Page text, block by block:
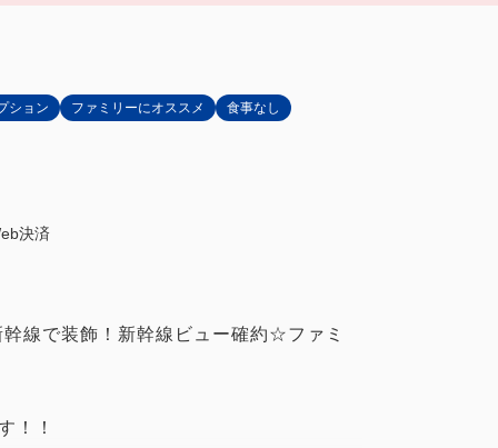
ション ファミリーにオススメ 食事なし
決済
幹線で装飾！新幹線ビュー確約☆ファミ
！！